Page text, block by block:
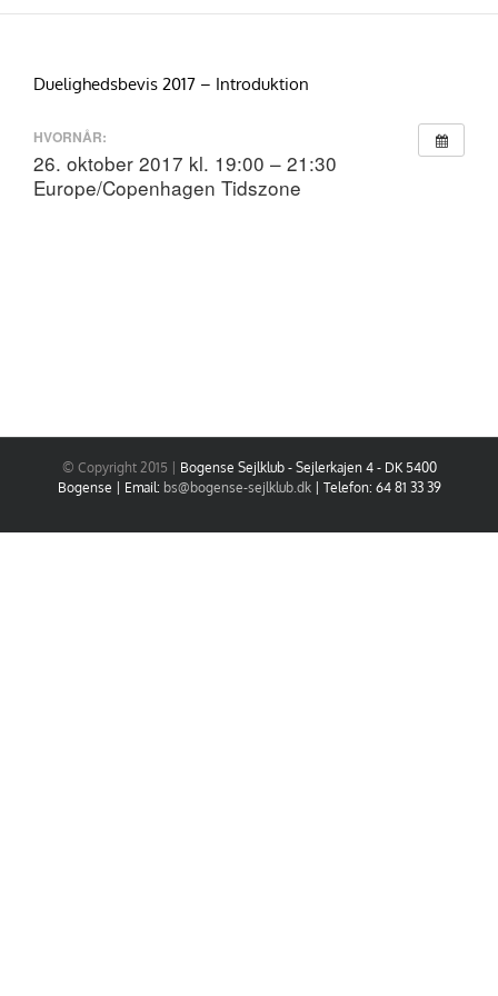
Skip
Duelighedsbevis 2017 – Introduktion
HVORNÅR:
26. oktober 2017 kl. 19:00 – 21:30
Europe/Copenhagen Tidszone
© Copyright 2015 | Bogense Sejlklub - Sejlerkajen 4 - DK 5400
Bogense | Email: bs@bogense-sejlklub.dk| Telefon: 64 81 33 39